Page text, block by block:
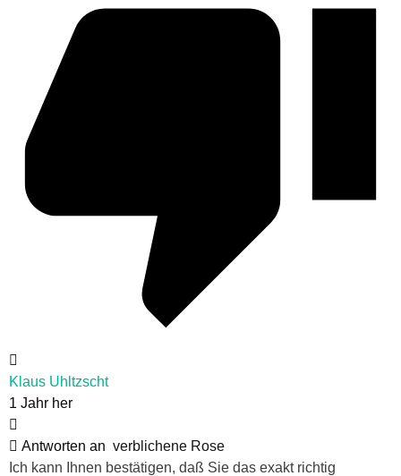
Klaus Uhltzscht
1 Jahr her
Antworten an verblichene Rose
Ich kann Ihnen bestätigen, daß Sie das exakt richtig